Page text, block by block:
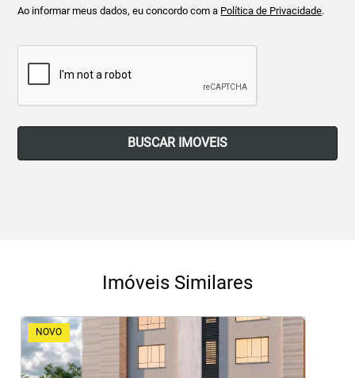
Ao informar meus dados, eu concordo com a Política de Privacidade.
BUSCAR IMOVEIS
Imóveis Similares
NOVO